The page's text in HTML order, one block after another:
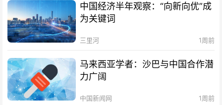
中国经济半年观察：“向新向优”成
为关键词
三里河 1周前
马来西亚学者：沙巴与中国合作潜
力广阔
中国新闻网 1周前